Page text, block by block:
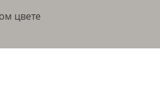
цвете